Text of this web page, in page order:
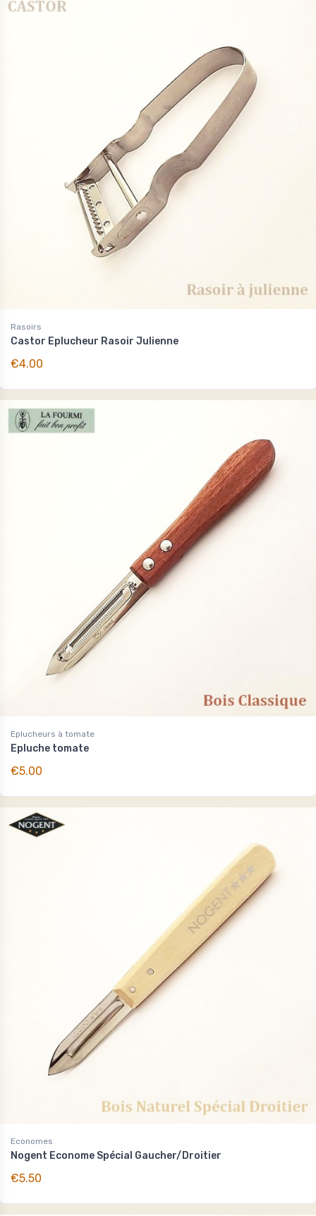
Rasoirs
Castor Eplucheur Rasoir Julienne
€4.00
Eplucheurs à tomate
Epluche tomate
€5.00
Economes
Nogent Econome Spécial Gaucher/Droitier
€5.50